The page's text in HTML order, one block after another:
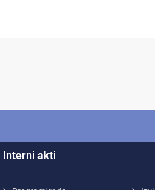
Interni akti